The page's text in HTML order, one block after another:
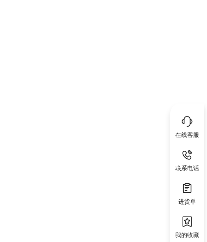
在线客服
联系电话
进货单
我的收藏